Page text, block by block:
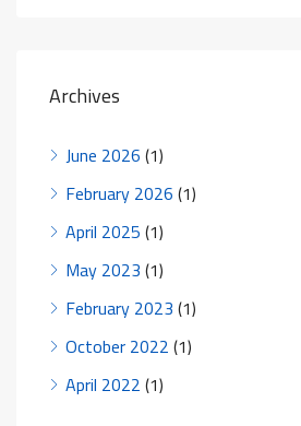
Archives
June 2026 (1)
February 2026 (1)
April 2025 (1)
May 2023 (1)
February 2023 (1)
October 2022 (1)
April 2022 (1)